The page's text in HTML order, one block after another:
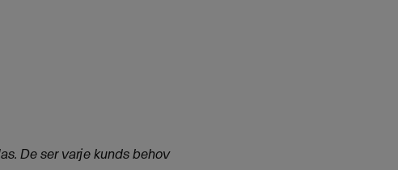
De ser varje kunds behov